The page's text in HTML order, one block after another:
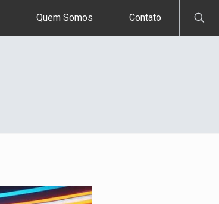
Quem Somos Contato